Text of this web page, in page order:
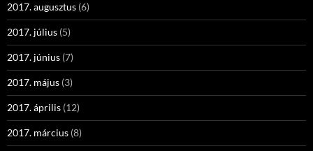
2017. augusztus (6)
2017. július (5)
2017. június (7)
2017. május (3)
2017. április (12)
2017. március (8)